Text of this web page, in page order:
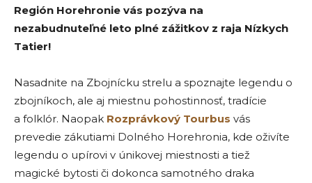
Región Horehronie vás pozýva na
nezabudnuteľné leto plné zážitkov z raja Nízkych
Tatier!
Nasadnite na Zbojnícku strelu a spoznajte legendu o
zbojníkoch, ale aj miestnu pohostinnosť, tradície
a folklór. Naopak Rozprávkový Tourbus vás
prevedie zákutiami Dolného Horehronia, kde oživíte
legendu o upírovi v únikovej miestnosti a tiež
magické bytosti či dokonca samotného draka